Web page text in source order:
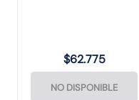
$62.775
NO DISPONIBLE